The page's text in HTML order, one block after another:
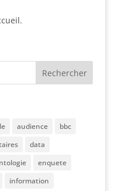
audience
bbc
data
enquete
information